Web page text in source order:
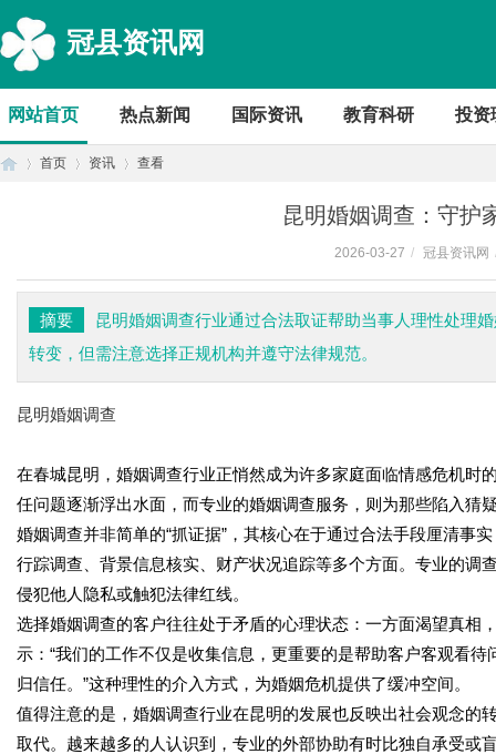
冠县资讯网
网站首页 热点新闻 国际资讯 教育科研 投资
首页 资讯 查看
昆明婚姻调查：守护
2026-03-27 / 冠县资讯网
摘要
昆明婚姻调查行业通过合法取证帮助当事人理性处理
转变，但需注意选择正规机构并遵守法律规范。
昆明婚姻调查
在春城昆明，婚姻调查行业正悄然成为许多家庭面临情感危机时
任问题逐渐浮出水面，而专业的婚姻调查服务，则为那些陷入猜
婚姻调查并非简单的“抓证据”，其核心在于通过合法手段厘清事
行踪调查、背景信息核实、财产状况追踪等多个方面。专业的调
侵犯他人隐私或触犯法律红线。
选择婚姻调查的客户往往处于矛盾的心理状态：一方面渴望真相
示：“我们的工作不仅是收集信息，更重要的是帮助客户客观看
归信任。”这种理性的介入方式，为婚姻危机提供了缓冲空间。
值得注意的是，婚姻调查行业在昆明的发展也反映出社会观念的
取代。越来越多的人认识到，专业的外部协助有时比独自承受或